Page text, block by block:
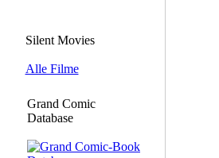
Silent Movies
Alle Filme
Grand Comic
Database